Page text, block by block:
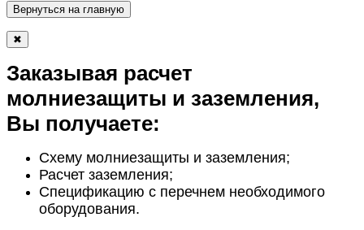
Вернуться на главную
✖
Заказывая расчет
молниезащиты и заземления,
Вы получаете:
Схему молниезащиты и заземления;
Расчет заземления;
Спецификацию с перечнем необходимого
оборудования.